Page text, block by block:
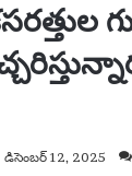
డిసెంబర్ 12, 2025